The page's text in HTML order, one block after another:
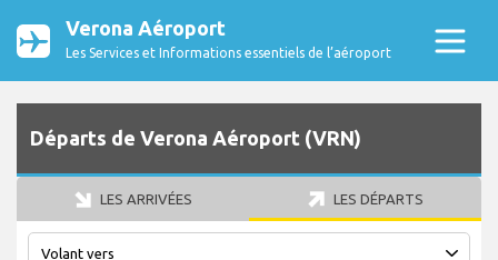
Verona Aéroport
Les Services et Informations essentiels de l’aéroport
Départs de Verona Aéroport (VRN)
LES ARRIVÉES LES DÉPARTS